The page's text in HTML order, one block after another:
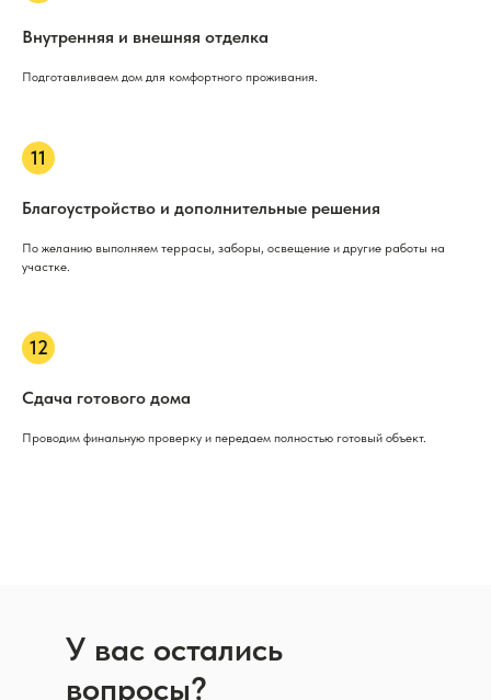
Внутренняя и внешняя отделка
Подготавливаем дом для комфортного проживания.
Благоустройство и дополнительные решения
По желанию выполняем террасы, заборы, освещение и другие работы на
участке.
Сдача готового дома
Проводим финальную проверку и передаем полностью готовый объект.
У вас остались
вопросы?